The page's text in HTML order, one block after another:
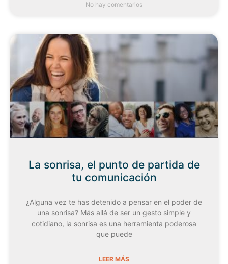
No hay comentarios
La sonrisa, el punto de partida de
tu comunicación
¿Alguna vez te has detenido a pensar en el poder de
una sonrisa? Más allá de ser un gesto simple y
cotidiano, la sonrisa es una herramienta poderosa
que puede
LEER MÁS